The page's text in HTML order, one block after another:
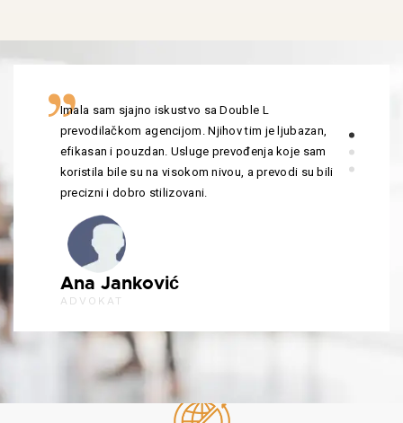
Imala sam sjajno iskustvo sa Double L
prevodilačkom agencijom. Njihov tim je ljubazan,
efikasan i pouzdan. Usluge prevođenja koje sam
koristila bile su na visokom nivou, a prevodi su bili
precizni i dobro stilizovani.
Ana Janković
ADVOKAT